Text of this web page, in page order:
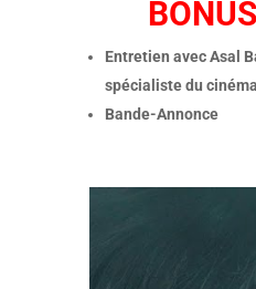
Entretien avec Asal
spécialiste du
Bande-Annonce